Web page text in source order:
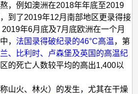
，例如澳洲在2018年年底至2019
到了2019年12月南部地区更录得接
年6月底及7月底欧洲在一个月
，法国录得破纪录的46°C高温，第
、比利时、卢森堡及英国的高温纪
的死亡人数较平均的高出1,400以
山火、林火）的发生，尤其在干燥